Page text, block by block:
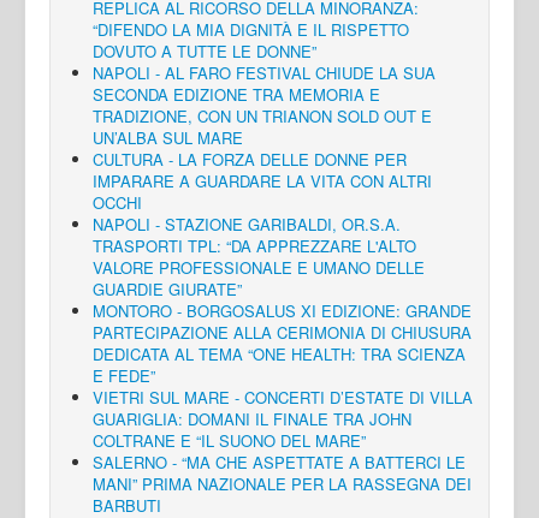
REPLICA AL RICORSO DELLA MINORANZA:
“DIFENDO LA MIA DIGNITÀ E IL RISPETTO
DOVUTO A TUTTE LE DONNE”
NAPOLI - AL FARO FESTIVAL CHIUDE LA SUA
SECONDA EDIZIONE TRA MEMORIA E
TRADIZIONE, CON UN TRIANON SOLD OUT E
UN’ALBA SUL MARE
CULTURA - LA FORZA DELLE DONNE PER
IMPARARE A GUARDARE LA VITA CON ALTRI
OCCHI
NAPOLI - STAZIONE GARIBALDI, OR.S.A.
TRASPORTI TPL: “DA APPREZZARE L'ALTO
VALORE PROFESSIONALE E UMANO DELLE
GUARDIE GIURATE”
MONTORO - BORGOSALUS XI EDIZIONE: GRANDE
PARTECIPAZIONE ALLA CERIMONIA DI CHIUSURA
DEDICATA AL TEMA “ONE HEALTH: TRA SCIENZA
E FEDE”
VIETRI SUL MARE - CONCERTI D’ESTATE DI VILLA
GUARIGLIA: DOMANI IL FINALE TRA JOHN
COLTRANE E “IL SUONO DEL MARE”
SALERNO - “MA CHE ASPETTATE A BATTERCI LE
MANI” PRIMA NAZIONALE PER LA RASSEGNA DEI
BARBUTI